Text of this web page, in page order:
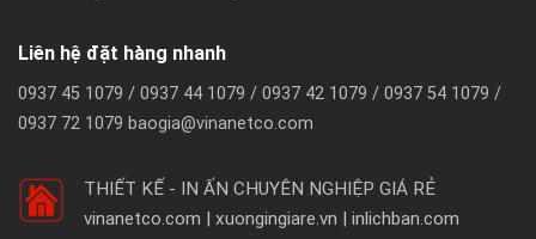
Liên hệ đặt hàng nhanh
0937 45 1079 / 0937 44 1079 / 0937 42 1079 / 0937 54 1079 /
0937 72 1079 baogia@vinanetco.com
THIẾT KẾ - IN ẤN CHUYÊN NGHIỆP GIÁ RẺ
vinanetco.com | xuongingiare.vn | inlichban.com